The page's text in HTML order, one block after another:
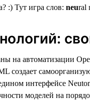
:) Тут игра слов: neural
на автоматизации
создает
интерфейсе
моделей на